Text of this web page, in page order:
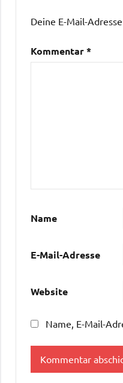
Deine E-Mail-
Kommentar*
Name
E-Mail-Adresse
Website
Name, E-Mail-